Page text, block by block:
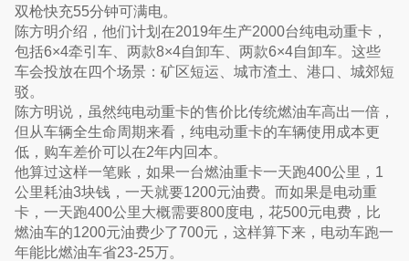
双枪快充55分钟可满电。
陈方明介绍，他们计划在2019年生产2000台纯电动重卡，
包括6×4牵引车、两款8×4自卸车、两款6×4自卸车。这些
车会投放在四个场景：矿区短运、城市渣土、港口、城郊短
驳。
陈方明说，虽然纯电动重卡的售价比传统燃油车高出一倍，
但从车辆全生命周期来看，纯电动重卡的车辆使用成本更
低，购车差价可以在2年内回本。
他算过这样一笔账，如果一台燃油重卡一天跑400公里，1
公里耗油3块钱，一天就要1200元油费。而如果是电动重
卡，一天跑400公里大概需要800度电，花500元电费，比
燃油车的1200元油费少了700元，这样算下来，电动车跑一
年能比燃油车省23-25万。